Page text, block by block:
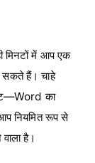
में आप एक
सकते हैं। चाहे
का
नियमित रूप से
है।